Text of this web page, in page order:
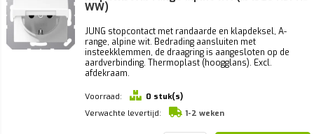
WW)
JUNG stopcontact met randaarde en klapdeksel, A-
range, alpine wit. Bedrading aansluiten met
insteekklemmen, de draagring is aangesloten op de
aardverbinding. Thermoplast (hoogglans). Excl.
afdekraam.
Voorraad:
0 stuk(s)
Verwachte levertijd:
1-2 weken